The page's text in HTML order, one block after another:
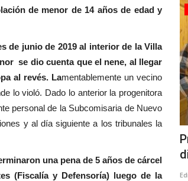
de menor de 14 años de edad y
de junio de 2019 al interior de la Villa
se dio cuenta que el nene, al llegar
al revés. Lamentablemente un vecino
lo violó. Dado lo anterior la progenitora
personal de la Subcomisaria de Nuevo
y al día siguiente a los tribunales la
una pena de 5 años de cárcel
(Fiscalía y Defensoría) luego de la
cortes eléctricos:
Menchaca se reúne...
8, 2026 103